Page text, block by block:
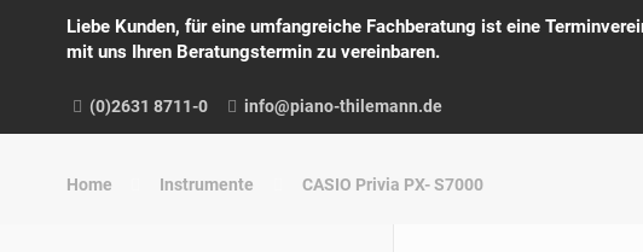
Liebe Kunden, für eine umfangreiche Fachberatung ist eine
mit uns Ihren Beratungstermin zu vereinbaren.
(0)2631 8711-0 info@piano-thilemann.de
Home Instrumente CASIO Privia PX- S7000